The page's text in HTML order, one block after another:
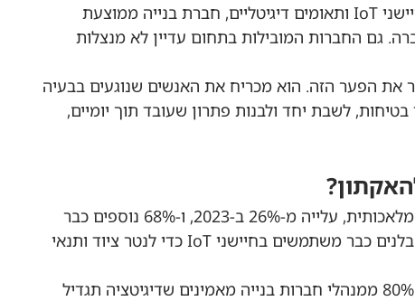
שכבר קיימים בענף, כמו BIM, רחפני סקר, חיישני IoT ותאומים דיגיטליים, חברת בנייה ממוצעת
של 20% מהשנה שעברה. גם החברות המובילות בתחום עדיין לא מנצלות
את הפער הזה. הוא מכריח את האנשים שנוגעים בבעיה
לשבת יחד ולבנות פתרון שעובד תוך יומיים,
37% מחברות הבנייה כבר משתמשות בבינה מלאכותית, עלייה מ-26% ב-2023, ו-68% נוספים כבר
משתמשים או מתכננים להשתמש. 60% מהקבלנים כבר משתמשים בחיישני IoT כדי לנטר ציוד ותנאי
הפער האמיתי הוא במעבר מהמשרד לשטח. 80% ממנהלי חברות בנייה מאמינים שדיגיטציה תגדיל